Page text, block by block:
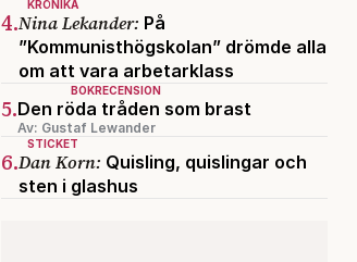
KRÖNIKA
4.Nina Lekander: På
”Kommunisthögskolan” drömde alla
om att vara arbetarklass
BOKRECENSION
5.Den röda tråden som brast
Av: Gustaf Lewander
STICKET
6.Dan Korn: Quisling, quislingar och
sten i glashus